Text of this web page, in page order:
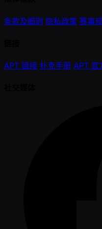
条款及细则 隐私政策 赛事
APT 链接 扑克手册 APT 官